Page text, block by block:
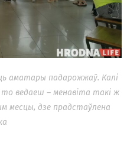
аматары падарожжаў. Калі
то ведаеш – менавіта такі ж
месцы, дзе прадстаўлена